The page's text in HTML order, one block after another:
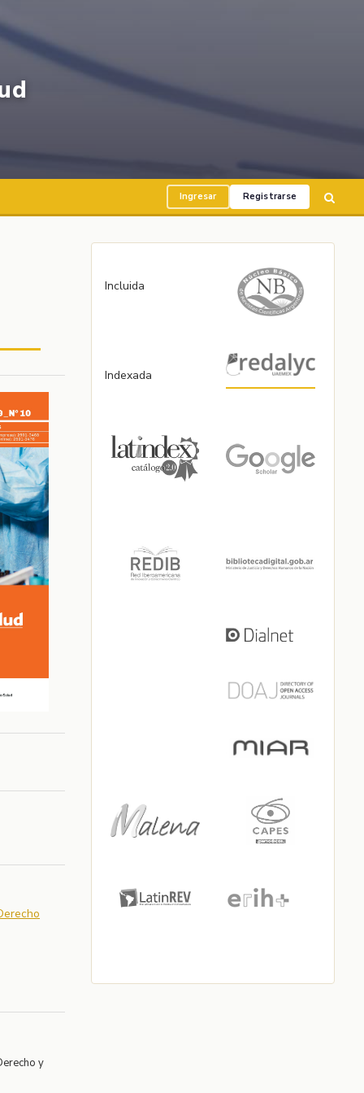
Ingresar Registrarse
y
Incluida
Indexada